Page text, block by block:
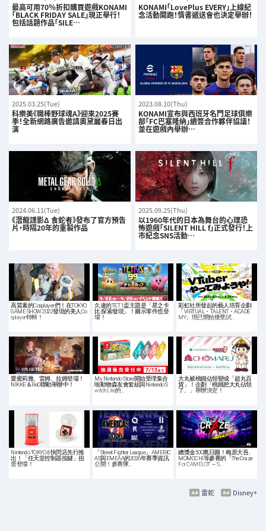
最高可用70％折扣購買遊戲KONAMI
「BLACK FRIDAY SALE」現正舉行！
包括話題作品「SILE…
KONAMI「LovePlus EVERY」上線紀
念活動開跑！情書遞送會也決定舉辦！
2025.03.25(Tue)
科樂美《職棒野球魂A》迎來2025賽
季！全新網路廣告邀請奧黛麗春日出
演
2023.08.10(Thu)
KONAMI宣布與西班牙名門足球俱樂
部「FC巴塞隆納」續簽合作夥伴協議！
並在遊戲內舉辦…
2024.06.11(Tue)
《潛龍諜影Δ 食蛇者》發布了官方預告
片，時隔20年的重製作品
2025.09.25(Thu)
以1960年代的日本為舞台的心理恐
怖遊戲「SILENT HILL f」正式發行！上
市紀念SNS活動…
高質素的Cosplayer們！在TOKYO
GAME SHOW 2022發現的美人Co
splayer特輯！
久違的TET 1盃主題是「星之卡
比 探索發現」！圖示零件也登
場！
彩虹社所發起的藝人培育企劃
「VIRTUAL・TALENT・ACADE
MY」現已開始接受試…
愛蜜莉雅、雷姆、拉姆登場！
NIKKE＆Re0聯動舉辦中！
My Nintendo Store開始受理集合
啦動物森友會套組與Nintendo S
witch Lite的…
大丸被桃鐵佔領變成「超丸百
貨」！企劃「桃鐵把大丸佔領
了。」舉辦決定！
Nintendo TOKYO & 快閃店先行推
出！「任天堂控制器按鍵」扭
蛋登場！
「Street Fighter League」AMERIC
AS與EMEAA的2026年賽季資訊
公開！參賽隊…
總獎金500萬日圓！梅原大吾、
MOMOCHI等參賽的「The Craze
For CAMELOT ～S…
Disney+
雷蛇